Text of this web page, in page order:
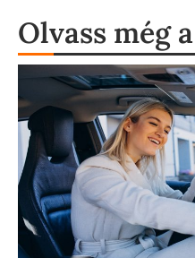
Olvass még